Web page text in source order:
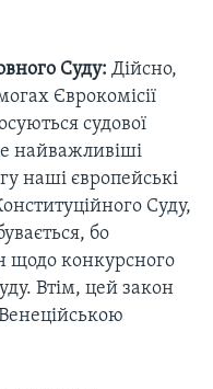
Суду: Дійсно,
Єврокомісії
судової
найважливіші
наші європейські
Суду,
бо
щодо конкурсного
Втім, цей закон